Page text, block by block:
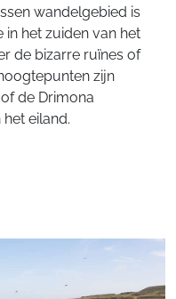
wandelgebied is
het zuiden van het
de bizarre ruïnes of
zijn
de Drimona
eiland.